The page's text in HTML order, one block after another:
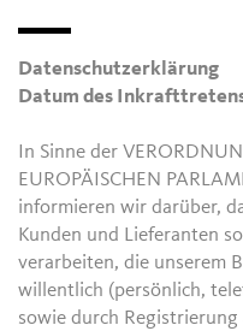
Datenschutzerklärung
Datum des
In Sinne der
EUROPÄISCHEN
informieren wir darüber,
Kunden und Lieferanten
verarbeiten, die unserem
willentlich (persönlich,
sowie durch